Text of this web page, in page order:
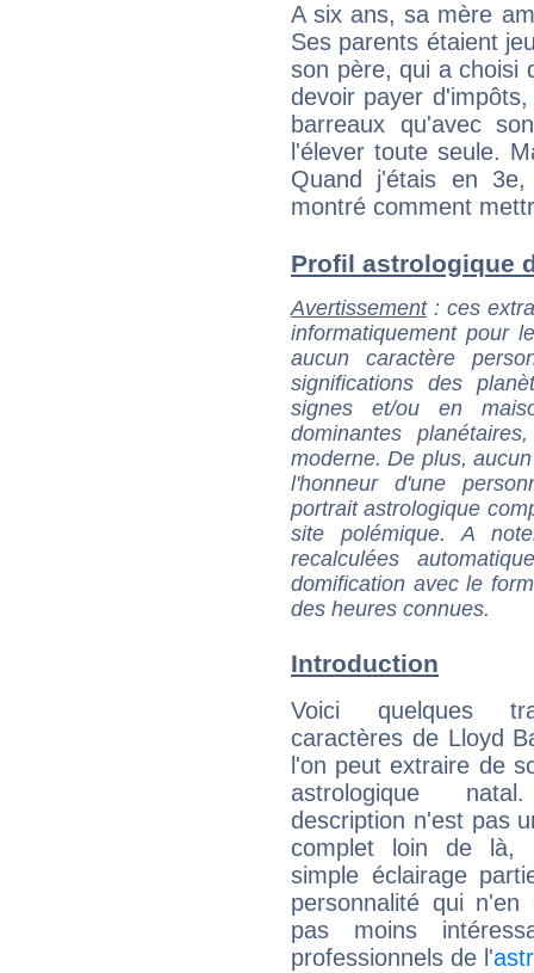
A six ans, sa mère
Ses parents étaient
son père, qui a choisi
devoir payer
barreaux qu'avec
l'élever toute seule.
Quand j'étais en
montré comment
Profil astrologique
Avertissement: ces
informatiquement pour
aucun caractère
significations des
signes et/ou en
dominantes
moderne. De plus,
l'honneur d'une
portrait astrologique
site polémique. A
recalculées
domification avec le
des heures connues.
Introduction
Voici quelques
caractères de Lloyd
l'on peut extraire de
astrologique
description n'est pas
complet loin de là,
simple éclairage
personnalité qui n'en
pas moins
professionnels de l'